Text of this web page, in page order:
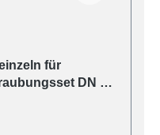
für
DN 25,